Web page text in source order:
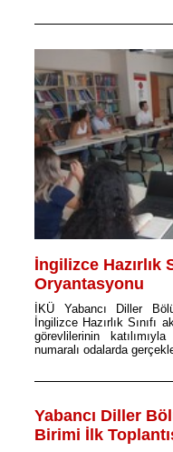
İngilizce Hazırlık
Oryantasyonu
İKÜ Yabancı Diller
İngilizce Hazırlık Sınıfı
görevlilerinin
numaralı odalarda
Yabancı Diller
Birimi İlk